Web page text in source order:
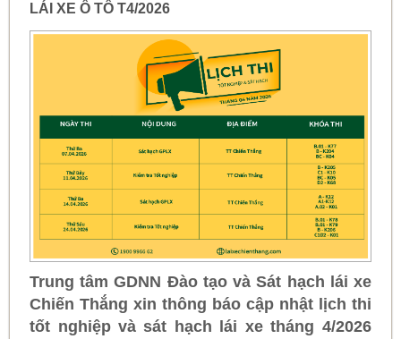
LÁI XE Ô TÔ T4/2026
Trung tâm GDNN Đào tạo và Sát hạch lái xe
Chiến Thắng xin thông báo cập nhật lịch thi
tốt nghiệp và sát hạch lái xe tháng 4/2026